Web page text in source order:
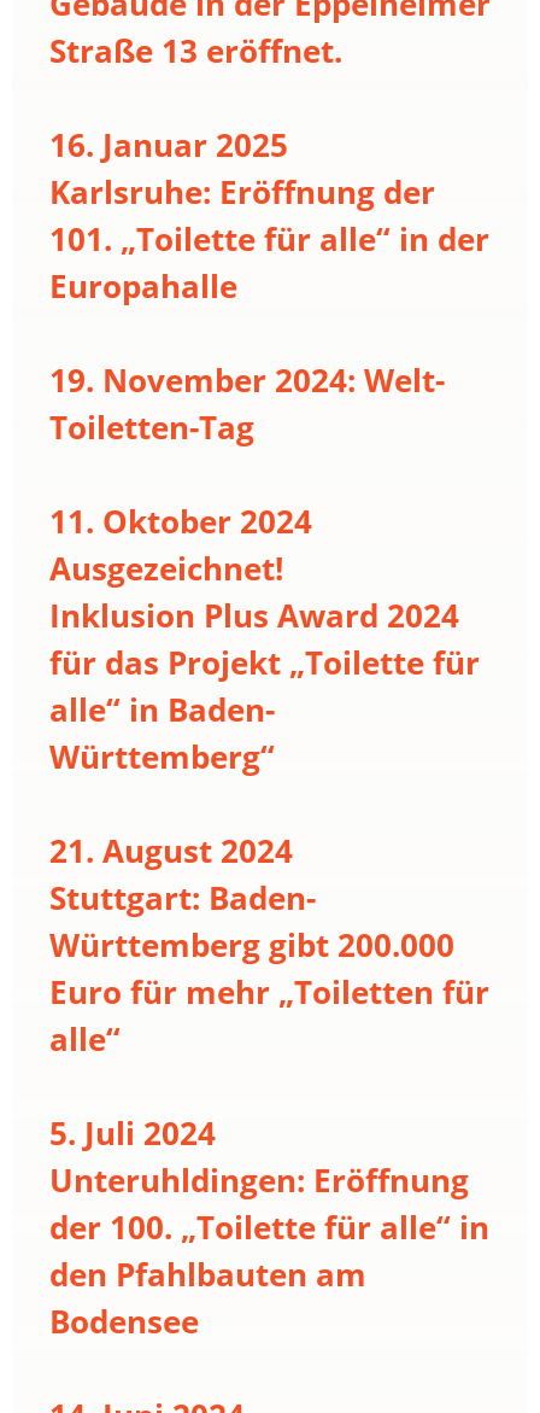
Straße 13 eröffnet.
16. Januar 2025
Karlsruhe: Eröffnung der
101. „Toilette für alle“ in der
Europahalle
19. November 2024: Welt-
Toiletten-Tag
11. Oktober 2024
Ausgezeichnet!
Inklusion Plus Award 2024
für das Projekt „Toilette für
alle“ in Baden-
Württemberg“
21. August 2024
Stuttgart: Baden-
Württemberg gibt 200.000
Euro für mehr „Toiletten für
alle“
5. Juli 2024
Unteruhldingen: Eröffnung
der 100. „Toilette für alle“ in
den Pfahlbauten am
Bodensee